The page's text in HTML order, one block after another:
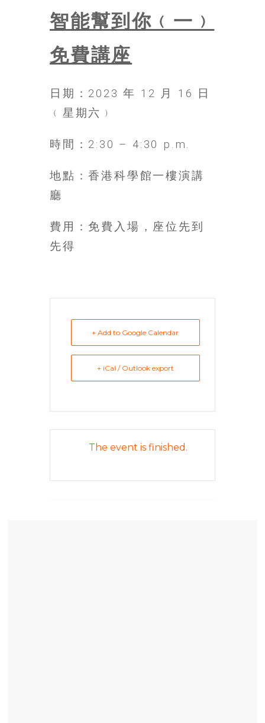
智能幫到你﹙一﹚
免費講座
日期：2023 年 12 月 16 日
﹙星期六﹚
時間：2:30 – 4:30 p.m.
地點：香港科學館一樓演講
廳
費用：免費入場，座位先到
先得
+ Add to Google Calendar
+ iCal / Outlook export
The event is finished.